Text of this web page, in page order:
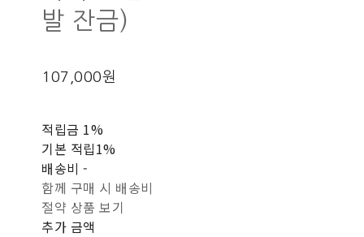
발 잔금)
107,000원
적립금 1%
기본 적립1%
배송비-
함께 구매 시 배송비
절약 상품 보기
추가 금액